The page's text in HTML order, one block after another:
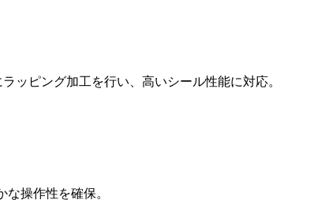
ッピング加工を行い、高いシール性能に対応。
操作性を確保。